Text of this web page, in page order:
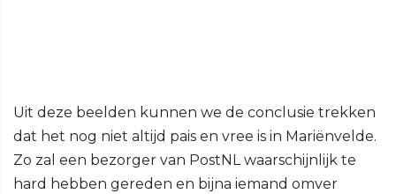
Uit deze beelden kunnen we de conclusie trekken
dat het nog niet altijd pais en vree is in Mariënvelde.
Zo zal een bezorger van PostNL waarschijnlijk te
hard hebben gereden en bijna iemand omver